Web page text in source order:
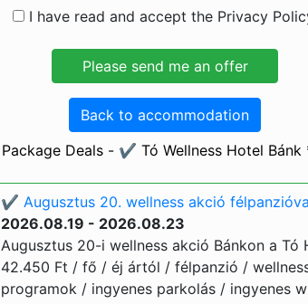
I have read and accept the Privacy
Back to accommodation
Package Deals - ✔️ Tó Wellness Hotel Bánk
✔️ Augusztus 20. wellness akció
2026.08.19 - 2026.08.23
Augusztus 20-i wellness akció Bánkon a Tó
42.450 Ft / fő / éj ártól / félpanzió /
programok / ingyenes parkolás / ingyenes